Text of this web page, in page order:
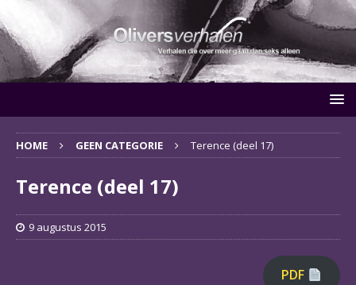
HOME GEEN CATEGORIE Terence (deel 17)
Terence (deel 17)
9 augustus 2015
PDF